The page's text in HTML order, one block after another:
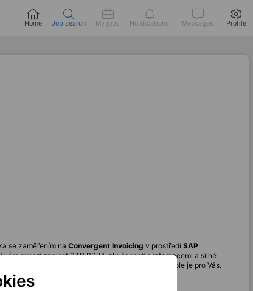
Home Job search My jobs Notifications Messages Profile
se zaměřením na Convergent Invoicing v prostředí SAP
expert znalost SAP BRIM, zkušenosti s integracemi a silné
spolupráci a zajímavý projekt, tato role je pro Vás.